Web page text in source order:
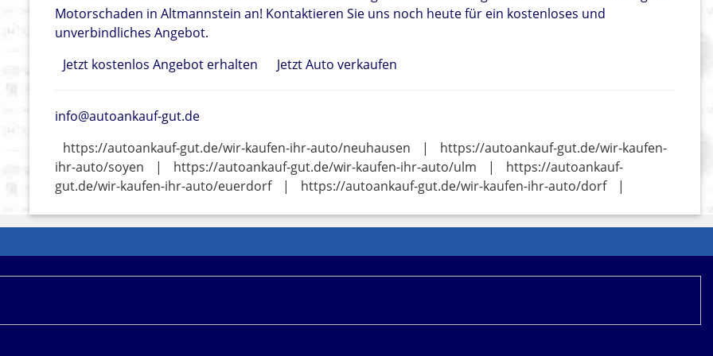
Motorschaden in Altmannstein an! Kontaktieren Sie uns noch heute für ein kostenloses und
unverbindliches Angebot.
Jetzt kostenlos Angebot erhalten
Jetzt Auto verkaufen
info@autoankauf-gut.de
https://autoankauf-gut.de/wir-kaufen-ihr-auto/neuhausen
|
https://autoankauf-gut.de/wir-kaufen-
ihr-auto/soyen
| https://autoankauf-gut.de/wir-kaufen-ihr-auto/ulm |
https://autoankauf-
gut.de/wir-kaufen-ihr-auto/euerdorf
| https://autoankauf-gut.de/wir-kaufen-ihr-auto/dorf |
Seiten werden iFrame-Buchungsmasken und andere Werbemittel eingebunden, an denen wir über
Werbekostenerstattung erhalten können. Weitere Informationen zur Datennutzung durch CHECK24.net erhalten